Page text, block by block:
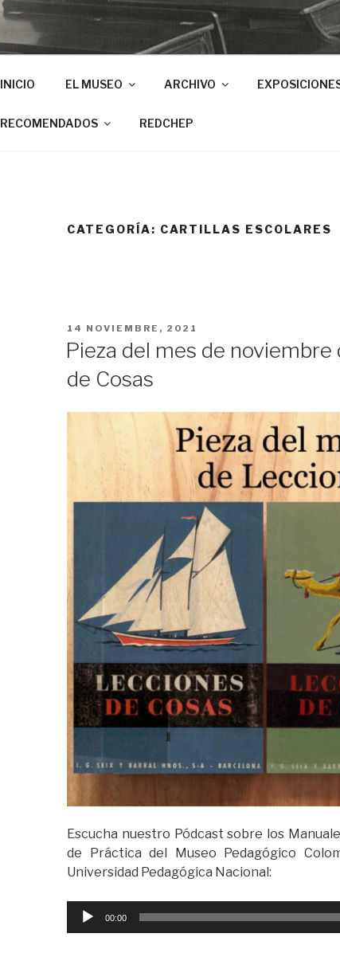
INICIO EL MUSEO ARCHIVO
RECOMENDADOS REDCHEP
CATEGORÍA: CARTILLAS ESCOLARES
PUBLICADO
14 NOVIEMBRE, 2021
Pieza del mes de
de Cosas
Escucha nuestro Pódcast sobre los
de Práctica del Museo Pedagógico
Universidad Pedagógica Nacional:
Reproductor
00:00